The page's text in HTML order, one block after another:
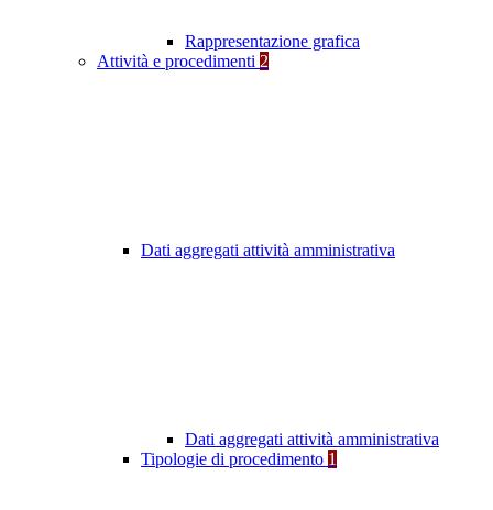
Rappresentazione grafica
Attività e procedimenti 2
Dati aggregati attività amministrativa
Dati aggregati attività amministrativa
Tipologie di procedimento 1